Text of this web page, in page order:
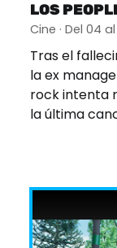
LOS
Cine · Del 04
Tras el
la ex
rock intenta
la última